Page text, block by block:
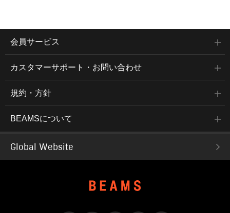
会員サービス
カスタマーサポート・お問い合わせ
規約・方針
BEAMSについて
Global Website